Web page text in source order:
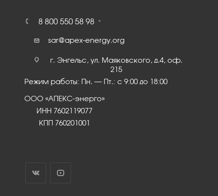
8 800 550 58 98
sar@apex-energy.org
г. Энгельс, ул. Маяковского, д.4, оф.
215
Режим работы: Пн. – Пт.: с 9:00 до 18:00
ООО «АПЕКС-энерго»
ИНН 7602119077
КПП 760201001